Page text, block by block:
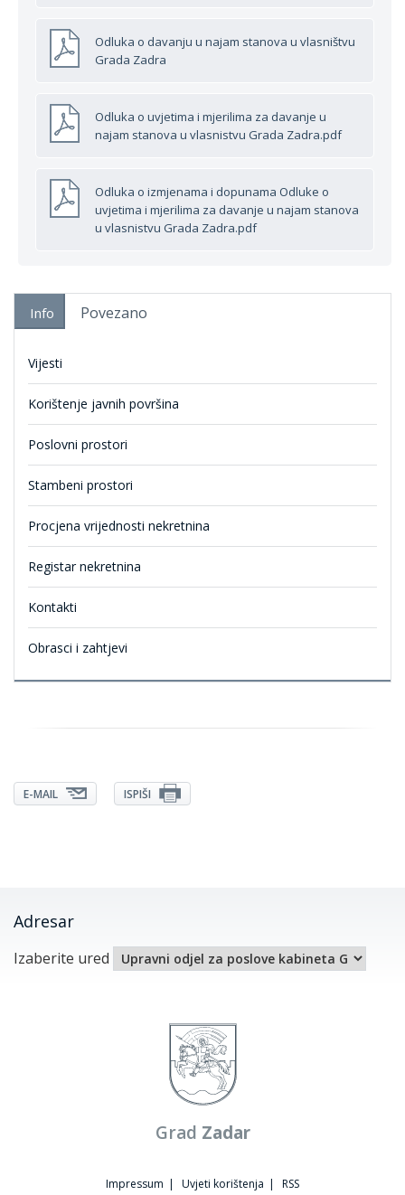
Odluka o davanju u najam stanova u vlasništvu
Grada Zadra
Odluka o uvjetima i mjerilima za davanje u
najam stanova u vlasnistvu Grada Zadra.pdf
Odluka o izmjenama i dopunama Odluke o
uvjetima i mjerilima za davanje u najam stanova
u vlasnistvu Grada Zadra.pdf
Info Povezano
Vijesti
Korištenje javnih površina
Poslovni prostori
Stambeni prostori
Procjena vrijednosti nekretnina
Registar nekretnina
Kontakti
Obrasci i zahtjevi
E-MAIL ISPIŠI
Adresar
Izaberite ured
Grad Zadar
Impressum | Uvjeti korištenja | RSS